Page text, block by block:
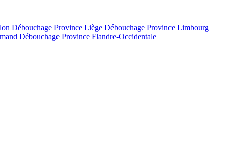
Débouchage Province Liège Débouchage Province Limbourg
Débouchage Province Flandre-Occidentale